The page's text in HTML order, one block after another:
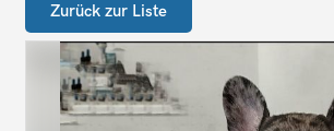
Zurück zur Liste